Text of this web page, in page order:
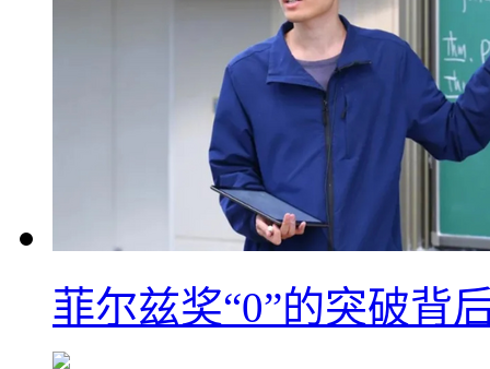
菲尔兹奖“0”的突破背